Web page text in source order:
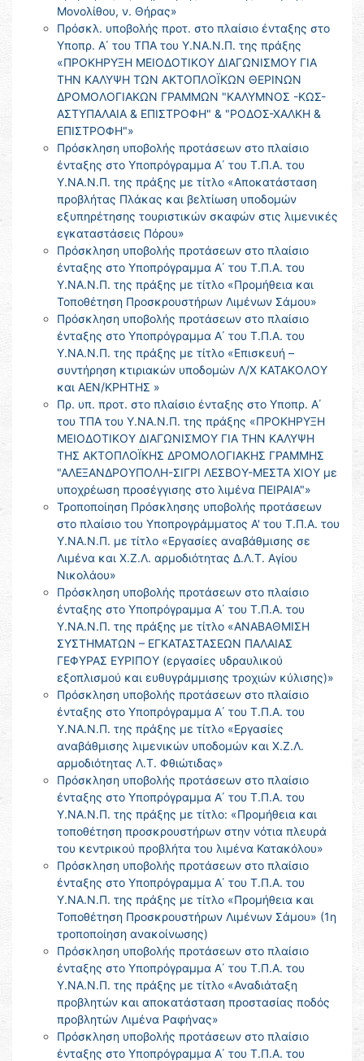
Μονολίθου, ν. Θήρας»
Πρόσκλ. υποβολής προτ. στο πλαίσιο ένταξης στο
Υποπρ. Α΄ του ΤΠΑ του Υ.ΝΑ.Ν.Π. της πράξης
«ΠΡΟΚΗΡΥΞΗ ΜΕΙΟΔΟΤΙΚΟΥ ΔΙΑΓΩΝΙΣΜΟΥ ΓΙΑ
ΤΗΝ ΚΑΛΥΨΗ ΤΩΝ ΑΚΤΟΠΛΟΪΚΩΝ ΘΕΡΙΝΩΝ
ΔΡΟΜΟΛΟΓΙΑΚΩΝ ΓΡΑΜΜΩΝ "ΚΑΛΥΜΝΟΣ -ΚΩΣ-
ΑΣΤΥΠΑΛΑΙΑ & ΕΠΙΣΤΡΟΦΗ" & "ΡΟΔΟΣ-ΧΑΛΚΗ &
ΕΠΙΣΤΡΟΦΗ"»
Πρόσκληση υποβολής προτάσεων στο πλαίσιο
ένταξης στο Υποπρόγραμμα Α΄ του Τ.Π.Α. του
Υ.ΝΑ.Ν.Π. της πράξης με τίτλο «Αποκατάσταση
προβλήτας Πλάκας και βελτίωση υποδομών
εξυπηρέτησης τουριστικών σκαφών στις λιμενικές
εγκαταστάσεις Πόρου»
Πρόσκληση υποβολής προτάσεων στο πλαίσιο
ένταξης στο Υποπρόγραμμα Α΄ του Τ.Π.Α. του
Υ.ΝΑ.Ν.Π. της πράξης με τίτλο «Προμήθεια και
Τοποθέτηση Προσκρουστήρων Λιμένων Σάμου»
Πρόσκληση υποβολής προτάσεων στο πλαίσιο
ένταξης στο Υποπρόγραμμα Α΄ του Τ.Π.Α. του
Υ.ΝΑ.Ν.Π. της πράξης με τίτλο «Επισκευή –
συντήρηση κτιριακών υποδομών Λ/Χ ΚΑΤΑΚΟΛΟΥ
και ΑΕΝ/ΚΡΗΤΗΣ »
Πρ. υπ. προτ. στο πλαίσιο ένταξης στο Υποπρ. Α΄
του ΤΠΑ του Υ.ΝΑ.Ν.Π. της πράξης «ΠΡΟΚΗΡΥΞΗ
ΜΕΙΟΔΟΤΙΚΟΥ ΔΙΑΓΩΝΙΣΜΟΥ ΓΙΑ ΤΗΝ ΚΑΛΥΨΗ
ΤΗΣ ΑΚΤΟΠΛΟΪΚΗΣ ΔΡΟΜΟΛΟΓΙΑΚΗΣ ΓΡΑΜΜΗΣ
"ΑΛΕΞΑΝΔΡΟΥΠΟΛΗ-ΣΙΓΡΙ ΛΕΣΒΟΥ-ΜΕΣΤΑ ΧΙΟΥ με
υποχρέωση προσέγγισης στο λιμένα ΠΕΙΡΑΙΑ"»
Τροποποίηση Πρόσκλησης υποβολής προτάσεων
στο πλαίσιο του Υποπρογράμματος Α' του Τ.Π.Α. του
Υ.ΝΑ.Ν.Π. με τίτλο «Εργασίες αναβάθμισης σε
Λιμένα και Χ.Ζ.Λ. αρμοδιότητας Δ.Λ.Τ. Αγίου
Νικολάου»
Πρόσκληση υποβολής προτάσεων στο πλαίσιο
ένταξης στο Υποπρόγραμμα Α΄ του Τ.Π.Α. του
Υ.ΝΑ.Ν.Π. της πράξης με τίτλο «ΑΝΑΒΑΘΜΙΣΗ
ΣΥΣΤΗΜΑΤΩΝ – ΕΓΚΑΤΑΣΤΑΣΕΩΝ ΠΑΛΑΙΑΣ
ΓΕΦΥΡΑΣ ΕΥΡΙΠΟΥ (εργασίες υδραυλικού
εξοπλισμού και ευθυγράμμισης τροχιών κύλισης)»
Πρόσκληση υποβολής προτάσεων στο πλαίσιο
ένταξης στο Υποπρόγραμμα Α΄ του Τ.Π.Α. του
Υ.ΝΑ.Ν.Π. της πράξης με τίτλο «Εργασίες
αναβάθμισης λιμενικών υποδομών και Χ.Ζ.Λ.
αρμοδιότητας Λ.Τ. Φθιώτιδας»
Πρόσκληση υποβολής προτάσεων στο πλαίσιο
ένταξης στο Υποπρόγραμμα Α΄ του Τ.Π.Α. του
Υ.ΝΑ.Ν.Π. της πράξης με τίτλο: «Προμήθεια και
τοποθέτηση προσκρουστήρων στην νότια πλευρά
του κεντρικού προβλήτα του λιμένα Κατακόλου»
Πρόσκληση υποβολής προτάσεων στο πλαίσιο
ένταξης στο Υποπρόγραμμα Α΄ του Τ.Π.Α. του
Υ.ΝΑ.Ν.Π. της πράξης με τίτλο «Προμήθεια και
Τοποθέτηση Προσκρουστήρων Λιμένων Σάμου» (1η
τροποποίηση ανακοίνωσης)
Πρόσκληση υποβολής προτάσεων στο πλαίσιο
ένταξης στο Υποπρόγραμμα Α΄ του Τ.Π.Α. του
Υ.ΝΑ.Ν.Π. της πράξης με τίτλο «Αναδιάταξη
προβλητών και αποκατάσταση προστασίας ποδός
προβλητών Λιμένα Ραφήνας»
Πρόσκληση υποβολής προτάσεων στο πλαίσιο
ένταξης στο Υποπρόγραμμα Α΄ του Τ.Π.Α. του